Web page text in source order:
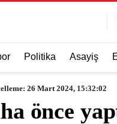
Politika Asayiş
26 Mart 2024, 15:32:02
önce